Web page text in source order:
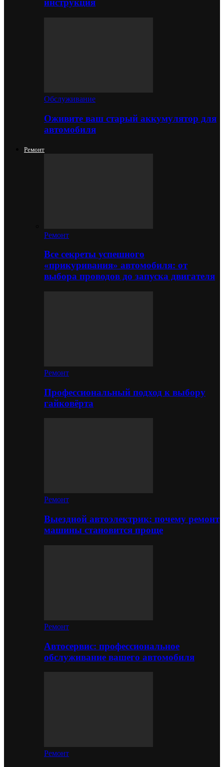
инструкция
Обслуживание
Оживите ваш старый аккумулятор для
автомобиля
Ремонт
Ремонт
Все секреты успешного
«прикуривания» автомобиля: от
выбора проводов до запуска двигателя
Ремонт
Профессиональный подход к выбору
гайковёрта
Ремонт
Выездной автоэлектрик: почему ремонт
машины становится проще
Ремонт
Автосервис: профессиональное
обслуживание вашего автомобиля
Ремонт